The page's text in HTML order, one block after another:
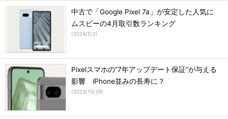
中古で「Google Pixel 7a」が安定した人気に
ムスビーの4月取引数ランキング
(2024/5/2)
Pixelスマホの“7年アップデート保証”が与える
影響 iPhone並みの長寿に？
(2023/10/28)